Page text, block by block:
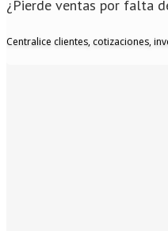
¿Pierde ventas por falta
Centralice clientes, cotizaciones,